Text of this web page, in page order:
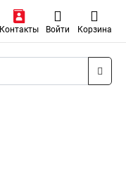
Контакты Войти Корзина